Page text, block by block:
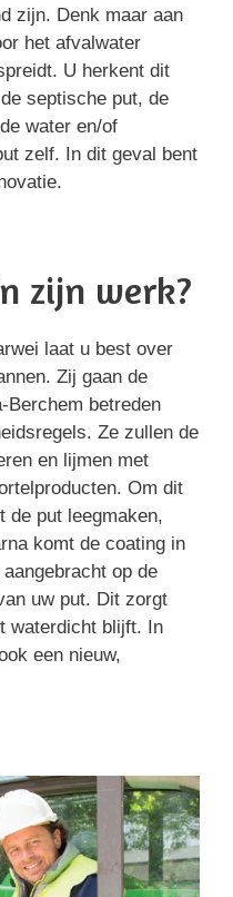
zijn. Denk maar aan
het afvalwater
U herkent dit
septische put, de
water en/of
zelf. In dit geval bent
zijn werk?
laat u best over
Zij gaan de
Berchem betreden
Ze zullen de
en lijmen met
Om dit
de put leegmaken,
komt de coating in
op de
uw put. Dit zorgt
waterdicht blijft. In
een nieuw,